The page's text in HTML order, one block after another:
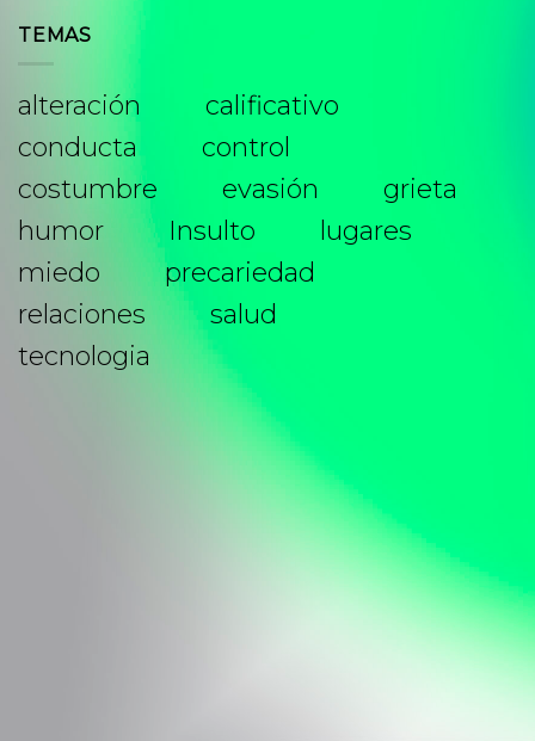
TEMAS
alteración
calificativo
conducta
control
costumbre
evasión
grieta
humor
Insulto
lugares
miedo
precariedad
relaciones
salud
tecnologia